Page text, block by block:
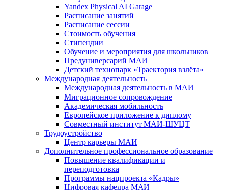
Yandex Physical AI Garage
Расписание занятий
Расписание сессии
Стоимость обучения
Стипендии
Обучение и мероприятия для школьников
Предуниверсарий МАИ
Детский технопарк «Траектория взлёта»
Международная деятельность
Международная деятельность в МАИ
Миграционное сопровождение
Академическая мобильность
Европейское приложение к диплому
Совместный институт МАИ-ШУЦТ
Трудоустройство
Центр карьеры МАИ
Дополнительное профессиональное образование
Повышение квалификации и
переподготовка
Программы нацпроекта «Кадры»
Цифровая кафедра МАИ